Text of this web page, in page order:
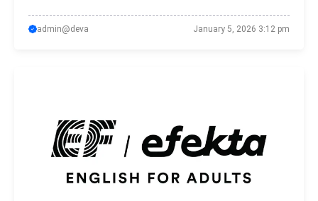
admin@deva January 5, 2026 3:12 pm